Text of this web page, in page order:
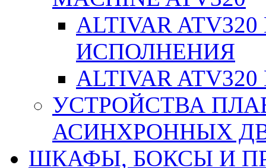
ALTIVAR
ИСПОЛНЕНИЯ
ALTIVAR
УСТРОЙСТВА
АСИНХРОННЫХ
ШКАФЫ, БОКСЫ И